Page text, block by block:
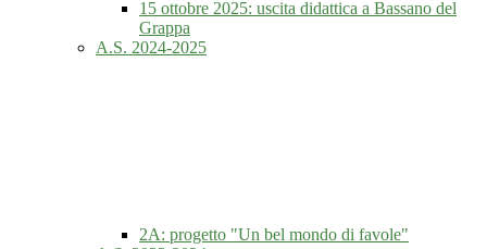
15 ottobre 2025: uscita didattica a Bassano del
Grappa
A.S. 2024-2025
2A: progetto "Un bel mondo di favole"